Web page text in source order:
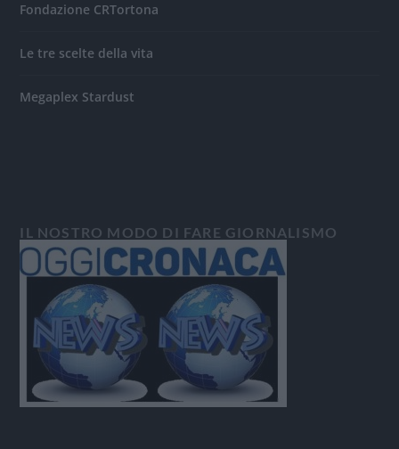
Fondazione CRTortona
Le tre scelte della vita
Megaplex Stardust
IL NOSTRO MODO DI FARE GIORNALISMO